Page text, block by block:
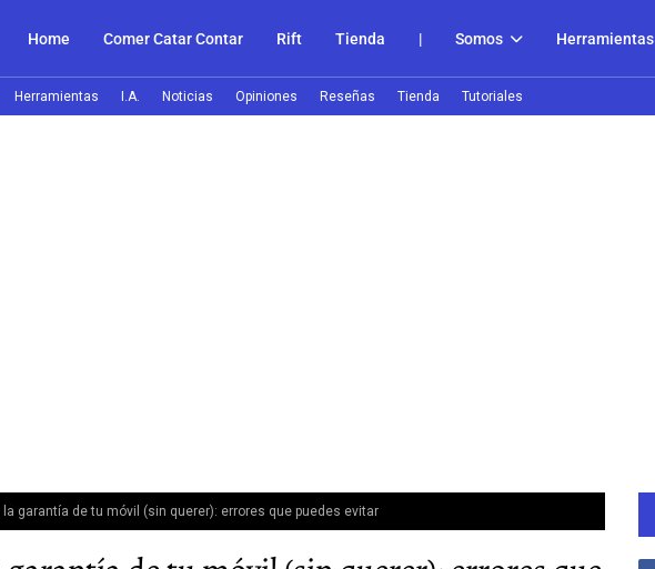
Home Comer Catar Contar Rift Tienda | Somos Herramientas
Herramientas I.A. Noticias Opiniones Reseñas Tienda Tutoriales
la garantía de tu móvil (sin querer): errores que puedes evitar